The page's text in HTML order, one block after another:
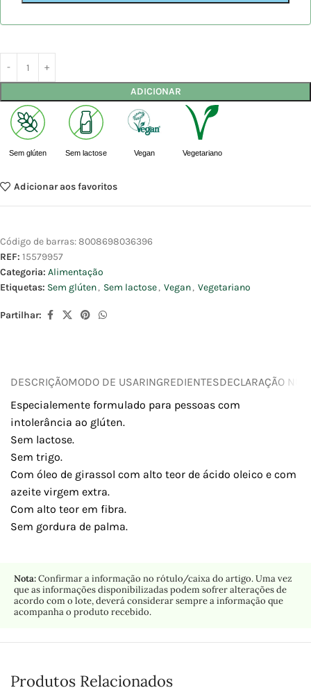
ADICIONAR
Sem glúten Sem lactose Vegan Vegetariano
Adicionar aos favoritos
Código de barras:8008698036396
REF: 15579957
Categoria: Alimentação
Etiquetas: Sem glúten, Sem lactose, Vegan, Vegetariano
Partilhar:
DESCRIÇÃOMODO DE USARINGREDIENTESDECLARAÇÃO
Especialemente formulado para pessoas com
intolerância ao glúten.
Sem lactose.
Sem trigo.
Com óleo de girassol com alto teor de ácido oleico e com
azeite virgem extra.
Com alto teor em fibra.
Sem gordura de palma.
Nota:Confirmar a informação no rótulo/caixa do artigo. Uma vez
que as informações disponibilizadas podem sofrer alterações de
acordo com o lote, deverá considerar sempre a informação que
acompanha o produto recebido.
Produtos Relacionados